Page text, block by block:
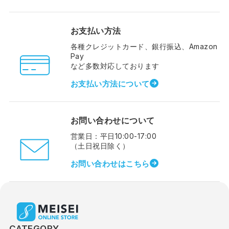
お支払い方法
各種クレジットカード、銀行振込、Amazon
Pay
など多数対応しております
お支払い方法について
お問い合わせについて
営業日：平日10:00-17:00
（土日祝日除く）
お問い合わせはこちら